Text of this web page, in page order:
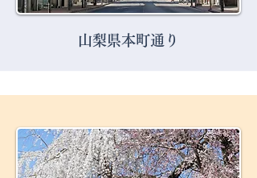
山梨県本町通り